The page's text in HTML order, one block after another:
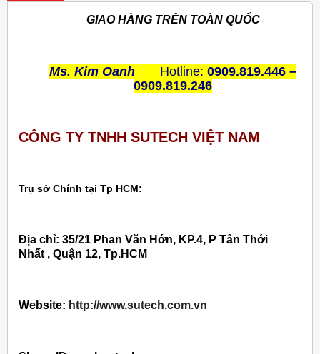
GIAO HÀNG TRÊN TOÀN QUỐC
Ms. Kim Oanh Hotline: 0909.819.446 –
0909.819.246
CÔNG TY TNHH SUTECH VIỆT NAM
Trụ sở Chính tại Tp HCM:
Địa chỉ: 35/21 Phan Văn Hớn, KP.4, P Tân Thới
Nhất , Quận 12, Tp.HCM
Website: http://www.sutech.com.vn